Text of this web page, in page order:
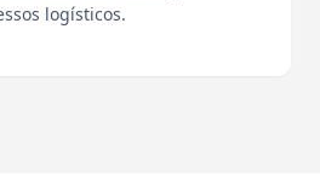
logísticos.